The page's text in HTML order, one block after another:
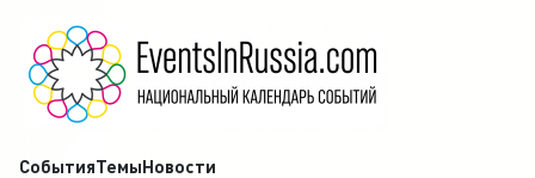
СобытияТемыНовости